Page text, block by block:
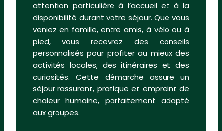
attention particulière à l’accueil et à la
disponibilité durant votre séjour. Que vous
veniez en famille, entre amis, à vélo ou à
pied, vous recevrez des conseils
personnalisés pour profiter au mieux des
activités locales, des itinéraires et des
curiosités. Cette démarche assure un
séjour rassurant, pratique et empreint de
chaleur humaine, parfaitement adapté
aux groupes.